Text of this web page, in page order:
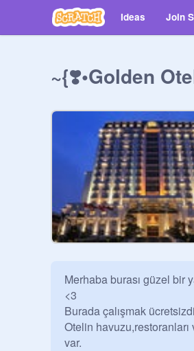
Ideas Join
~{❣️•Golden
Merhaba burası güzel bir
<3
Burada çalışmak
Otelin havuzu,restoranları
var.